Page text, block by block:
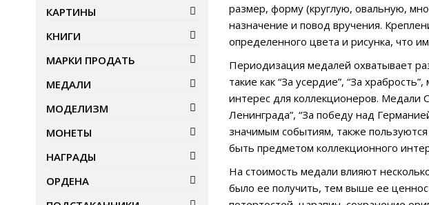
размер, форму (круглую, овальную,
назначение и повод вручения.
определенного цвета и рисунка, что
Периодизация медалей охватывает
такие как “За усердие”, “За
интерес для коллекционеров. Медали
Ленинграда”, “За победу над
значимым событиям, также
быть предметом коллекционного
На стоимость медали влияют
было ее получить, тем выше ее
КАРТИНЫ
КНИГИ
МАРКИ ПРОДАТЬ
МЕДАЛИ
МОДЕЛИЗМ
МОНЕТЫ
НАГРАДЫ
ОРДЕНА